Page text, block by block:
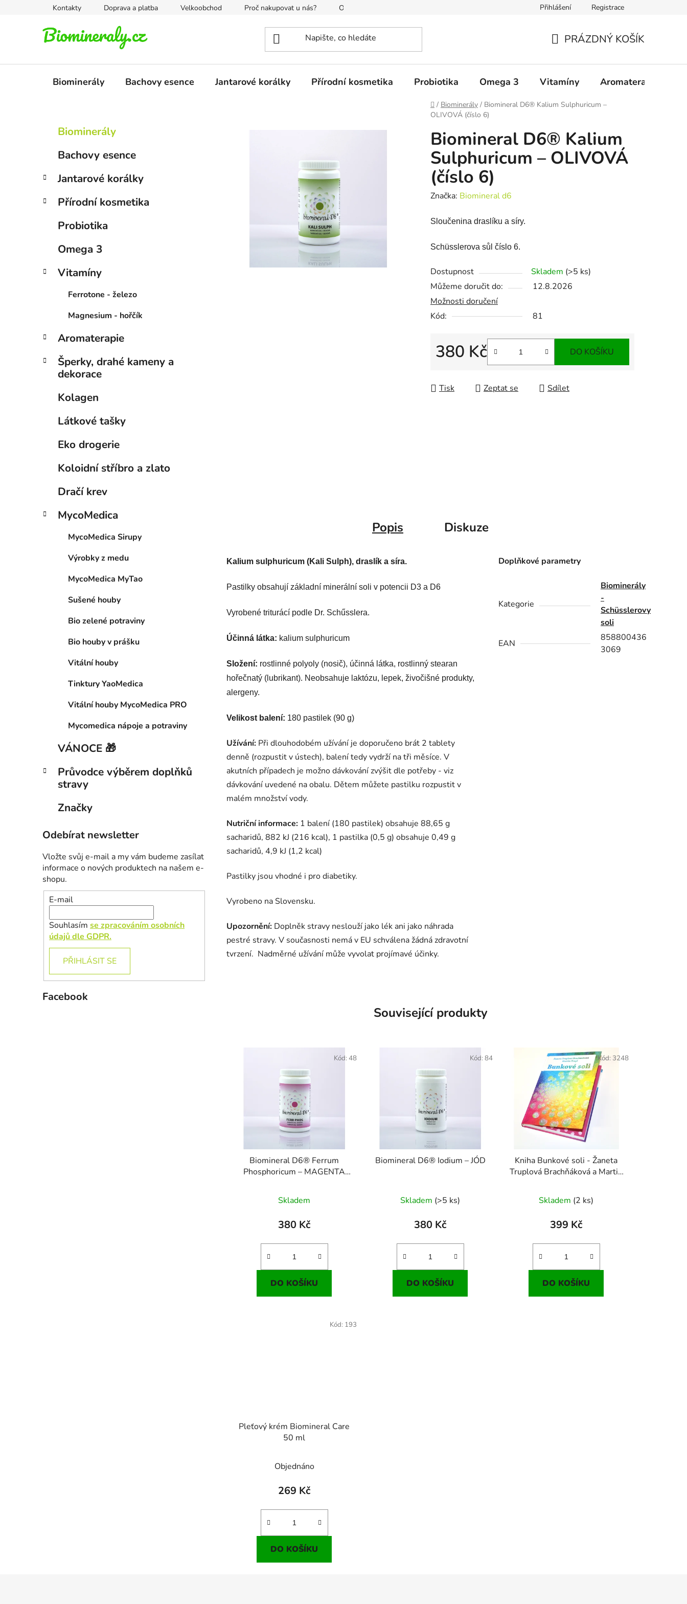
Kontakty Doprava a platba Velkoobchod Proč nakupovat u nás? O nás Zásady ochrany osobních údajů Upozornění
Přihlášení Registrace
KOŠÍK
PRÁZDNÝ KOŠÍK
Biominerály Bachovy esence Jantarové korálky Přírodní kosmetika Probiotika Omega 3 Vitamíny Aromaterapie
Domů
/ Biominerály / Biomineral D6® Kalium Sulphuricum –
OLIVOVÁ (číslo 6)
r
n
n
Přeskočit
kategorie
o
i
Biominerály
Bachovy esence
Jantarové korálky
Přírodní kosmetika
Probiotika
Omega 3
Vitamíny
Ferrotone - železo
Magnesium - hořčík
Aromaterapie
Šperky, drahé kameny a
dekorace
Kolagen
Látkové tašky
Eko drogerie
Koloidní stříbro a zlato
Dračí krev
MycoMedica
MycoMedica Sirupy
Výrobky z medu
MycoMedica MyTao
Sušené houby
Bio zelené potraviny
Bio houby v prášku
Vitální houby
Tinktury YaoMedica
Vitální houby MycoMedica PRO
Mycomedica nápoje a potraviny
VÁNOCE 🎁
Průvodce výběrem doplňků
stravy
Značky
Odebírat newsletter
Vložte svůj e-mail a my vám budeme zasílat
informace o nových produktech na našem e-
shopu.
E-mail
Souhlasím se zpracováním osobních
údajů dle GDPR.
PŘIHLÁSIT SE
Facebook
Biomineral D6® Kalium
Sulphuricum – OLIVOVÁ
(číslo 6)
Značka: Biomineral d6
Sloučenina draslíku a síry.
Schüsslerova sůl číslo 6.
Dostupnost Skladem (>5 ks)
Můžeme doručit do:
12.8.2026
Možnosti doručení
Kód:
81
380 Kč DO KOŠÍKU
Tisk Zeptat se Sdílet
Popis Diskuze
Kalium sulphuricum (Kali Sulph), draslík a síra.
Pastilky obsahují základní minerální soli v potencii D3 a D6
Vyrobené triturácí podle Dr. Schűsslera.
Účinná látka: ​ kalium sulphuricum
Složení: rostlinné polyoly (nosič), účinná látka, rostlinný stearan
hořečnatý (lubrikant). Neobsahuje laktózu, lepek, živočišné produkty,
alergeny.
Velikost balení: ​ 180 pastilek (90 g)
Užívání: Při dlouhodobém užívání je doporučeno brát 2 tablety
denně (rozpustit v ústech), balení tedy vydrží na tři měsíce. V
akutních případech je možno dávkování zvýšit dle potřeby - viz
dávkování uvedené na obalu. Dětem můžete pastilku rozpustit v
malém množství vody.
Nutriční informace: 1 balení (180 pastilek) obsahuje 88,65 g
sacharidů, 882 kJ (216 kcal), 1 pastilka (0,5 g) obsahuje 0,49 g
sacharidů, 4,9 kJ (1,2 kcal)
Pastilky jsou vhodné i pro diabetiky.
Vyrobeno na Slovensku.
Upozornění: Doplněk stravy neslouží jako lék ani jako náhrada
pestré stravy. V současnosti nemá v EU schválena žádná zdravotní
tvrzení. Nadměrné užívání může vyvolat projímavé účinky.
Doplňkové parametry
Kategorie
Biominerály
-
Schüsslerovy
soli
EAN
858800436
3069
Související produkty
Biomineral D6® Ferrum
Phosphoricum – MAGENTA
Skladem
380 Kč
DO KOŠÍKU
Kód: 48
Biomineral D6® Iodium – JÓD
Skladem (>5 ks)
380 Kč
DO KOŠÍKU
Kód: 84
Kniha Bunkové soli - Žaneta
Truplová Brachňáková a Martin
Skladem (2 ks)
399 Kč
DO KOŠÍKU
Kód: 3248
Pleťový krém Biomineral Care
50 ml
Objednáno
269 Kč
DO KOŠÍKU
Kód: 193